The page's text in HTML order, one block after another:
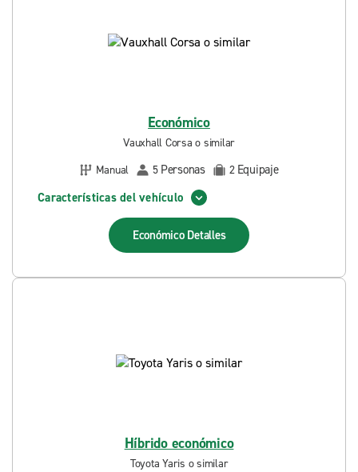
Económico
Vauxhall Corsa o similar
Manual
5 Personas 2 Equipaje
Características del vehículo
Económico Detalles
Híbrido económico
Toyota Yaris o similar